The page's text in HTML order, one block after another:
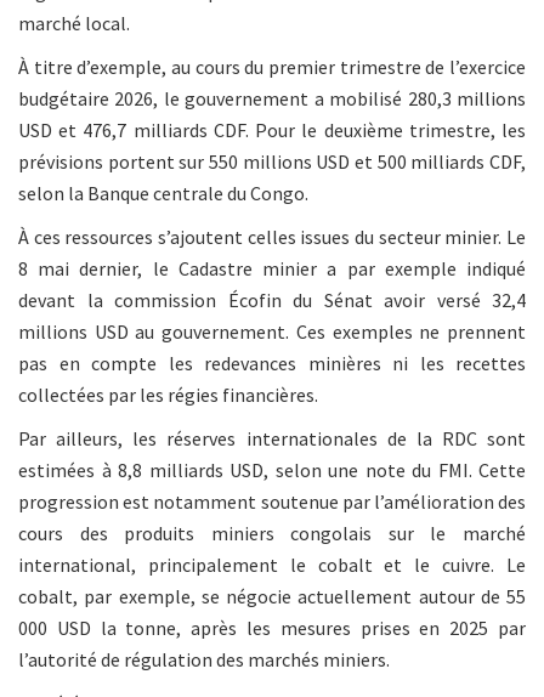
marché local.
À titre d’exemple, au cours du premier trimestre de l’exercice
budgétaire 2026, le gouvernement a mobilisé 280,3 millions
USD et 476,7 milliards CDF. Pour le deuxième trimestre, les
prévisions portent sur 550 millions USD et 500 milliards CDF,
selon la Banque centrale du Congo.
À ces ressources s’ajoutent celles issues du secteur minier. Le
8 mai dernier, le Cadastre minier a par exemple indiqué
devant la commission Écofin du Sénat avoir versé 32,4
millions USD au gouvernement. Ces exemples ne prennent
pas en compte les redevances minières ni les recettes
collectées par les régies financières.
Par ailleurs, les réserves internationales de la RDC sont
estimées à 8,8 milliards USD, selon une note du FMI. Cette
progression est notamment soutenue par l’amélioration des
cours des produits miniers congolais sur le marché
international, principalement le cobalt et le cuivre. Le
cobalt, par exemple, se négocie actuellement autour de 55
000 USD la tonne, après les mesures prises en 2025 par
l’autorité de régulation des marchés miniers.